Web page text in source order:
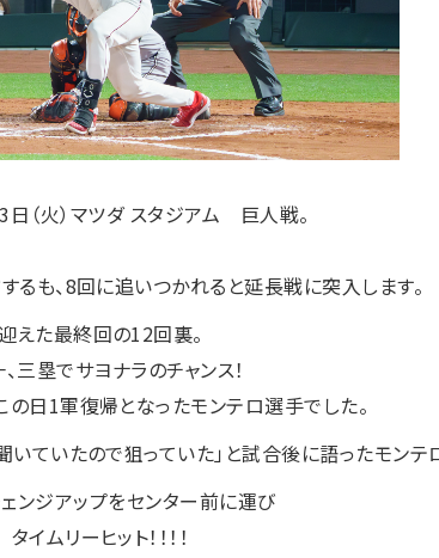
（火）マツダ スタジアム 巨人戦。
るも、8回に追いつかれると延長戦に突入します。
迎えた最終回の12回裏。
三塁でサヨナラのチャンス！
の日1軍復帰となったモンテロ選手でした。
ていたので狙っていた」と試合後に語ったモンテ
ンジアップをセンター前に運び
タイムリーヒット！！！！